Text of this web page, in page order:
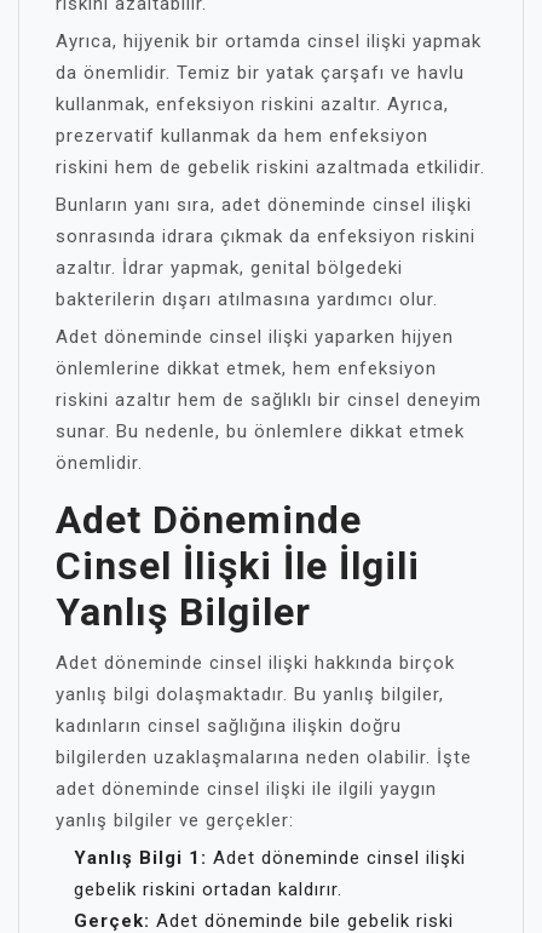
Ayrıca, hijyenik bir ortamda cinsel ilişki yapmak
da önemlidir. Temiz bir yatak çarşafı ve havlu
kullanmak, enfeksiyon riskini azaltır. Ayrıca,
prezervatif kullanmak da hem enfeksiyon
riskini hem de gebelik riskini azaltmada etkilidir.
Bunların yanı sıra, adet döneminde cinsel ilişki
sonrasında idrara çıkmak da enfeksiyon riskini
azaltır. İdrar yapmak, genital bölgedeki
bakterilerin dışarı atılmasına yardımcı olur.
Adet döneminde cinsel ilişki yaparken hijyen
önlemlerine dikkat etmek, hem enfeksiyon
riskini azaltır hem de sağlıklı bir cinsel deneyim
sunar. Bu nedenle, bu önlemlere dikkat etmek
önemlidir.
Adet Döneminde
Cinsel İlişki İle İlgili
Yanlış Bilgiler
Adet döneminde cinsel ilişki hakkında birçok
yanlış bilgi dolaşmaktadır. Bu yanlış bilgiler,
kadınların cinsel sağlığına ilişkin doğru
bilgilerden uzaklaşmalarına neden olabilir. İşte
adet döneminde cinsel ilişki ile ilgili yaygın
yanlış bilgiler ve gerçekler:
Yanlış Bilgi 1: Adet döneminde cinsel ilişki
gebelik riskini ortadan kaldırır.
Gerçek: Adet döneminde bile gebelik riski